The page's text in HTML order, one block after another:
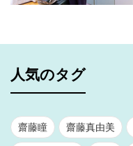
人気のタグ
齋藤瞳 齋藤真由美